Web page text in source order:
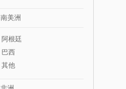
南美洲
阿根廷
巴西
其他